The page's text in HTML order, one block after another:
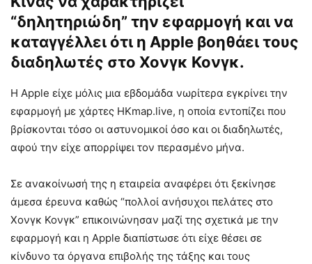
“δηλητηριώδη” την εφαρμογή και να
καταγγέλλει ότι η Apple βοηθάει τους
διαδηλωτές στο Χονγκ Κονγκ.
Η Apple είχε μόλις μια εβδομάδα νωρίτερα εγκρίνει την
εφαρμογή με χάρτες HKmap.live, η οποία εντοπίζει που
βρίσκονται τόσο οι αστυνομικοί όσο και οι διαδηλωτές,
αφού την είχε απορρίψει τον περασμένο μήνα.
Σε ανακοίνωσή της η εταιρεία αναφέρει ότι ξεκίνησε
άμεσα έρευνα καθώς “πολλοί ανήσυχοι πελάτες στο
Χονγκ Κονγκ” επικοινώνησαν μαζί της σχετικά με την
εφαρμογή και η Apple διαπίστωσε ότι είχε θέσει σε
κίνδυνο τα όργανα επιβολής της τάξης και τους